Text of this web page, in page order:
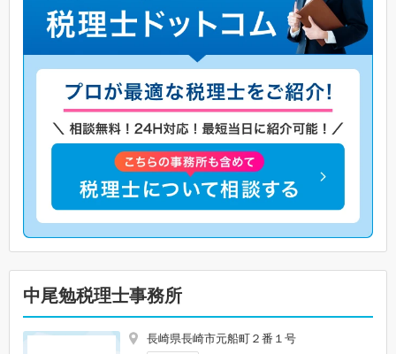
中尾勉税理士事務所
長崎県長崎市元船町２番１号